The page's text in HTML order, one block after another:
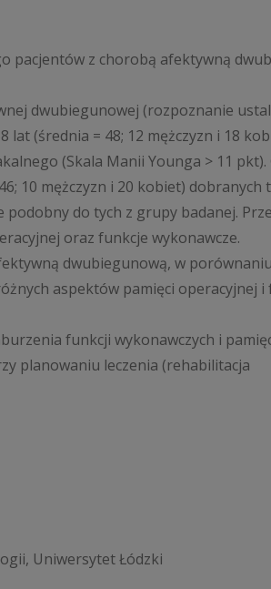
pacjentów z chorobą afektywną
dwubiegunowej (rozpoznanie
(średnia = 48; 12 mężczyzn i 18
(Skala Manii Younga > 11
10 mężczyzn i 20 kobiet) dobranych
podobny do tych z grupy badanej.
oraz funkcje wykonawcze.
dwubiegunową, w
aspektów pamięci operacyjnej i
funkcji wykonawczych i
planowaniu leczenia (rehabilitacja
Uniwersytet Łódzki